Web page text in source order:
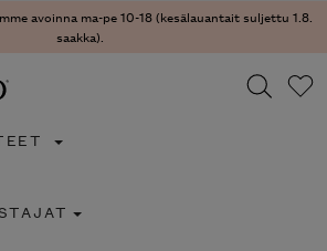
avoinna ma-pe 10-18 (kesälauantait suljettu 1.8.
saakka).
for results.